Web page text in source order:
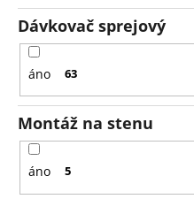
Dávkovač sprejový
áno 63
Montáž na stenu
áno 5